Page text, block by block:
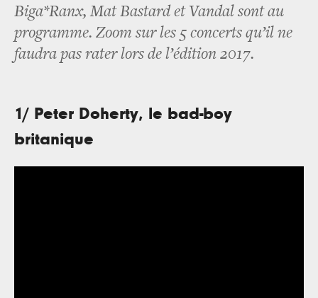
Biga*Ranx, Mat Bastard et Vandal sont au
programme. Zoom sur les 5 concerts qu’il ne
faudra pas rater lors de l’édition 2017.
1/ Peter Doherty, le bad-boy
britanique